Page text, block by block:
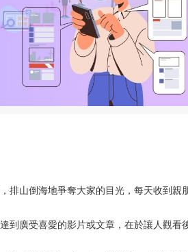
排山倒海地爭奪大家的目光，每天收到親
到廣受喜愛的影片或文章，在於讓人觀